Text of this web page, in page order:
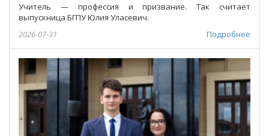
Учитель — профессия и призвание. Так считает
выпускница БГПУ Юлия Уласевич.
Подробнее
2026-07-31